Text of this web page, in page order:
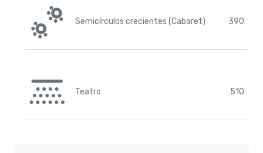
Semicírculos crecientes (Cabaret) 390
Teatro 510